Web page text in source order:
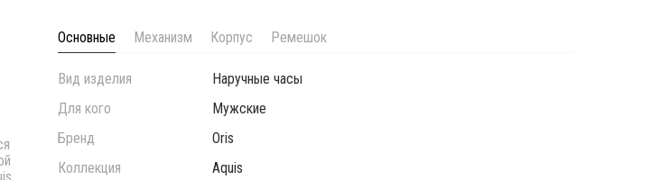
Основные Механизм Корпус Ремешок
Вид изделия
Наручные часы
Для кого
Мужские
Бренд
Oris
Коллекция
Aquis